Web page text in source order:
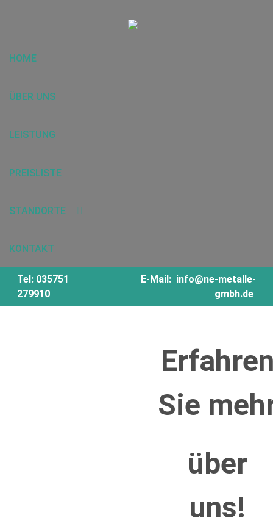
HOME
ÜBER UNS
LEISTUNG
PREISLISTE
STANDORTE
KONTAKT
Tel: 035751
279910
E-Mail: info@ne-metalle-
gmbh.de
Sie
über
uns!